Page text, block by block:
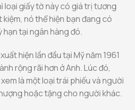
loại giấy tờ này có giá trị tương
nó thể hiện bạn đang có
tại ngân hàng đó.
hiện lần đầu tại Mỹ năm 1961
rộng rãi hơn ở Anh. Lúc đó,
là một loại trái phiếu và người
hoặc tặng cho người khác.